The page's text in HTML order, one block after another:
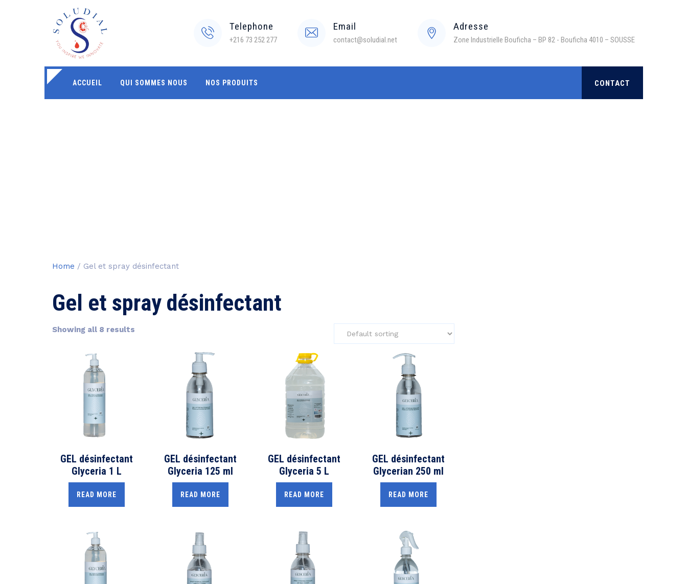
Telephone
+216 73 252 277
Email
contact@soludial.net
Adresse
Zone Industrielle Bouficha – BP 82 - Bouficha 4010 – SOUSSE
ACCUEIL QUI SOMMES NOUS NOS PRODUITS CONTACT
Home / Gel et spray désinfectant
Gel et spray désinfectant
Showing all 8 results
GEL désinfectant
Glyceria 1 L
READ MORE
GEL désinfectant
Glyceria 125 ml
READ MORE
GEL désinfectant
Glyceria 5 L
READ MORE
GEL désinfectant
Glycerian 250 ml
READ MORE